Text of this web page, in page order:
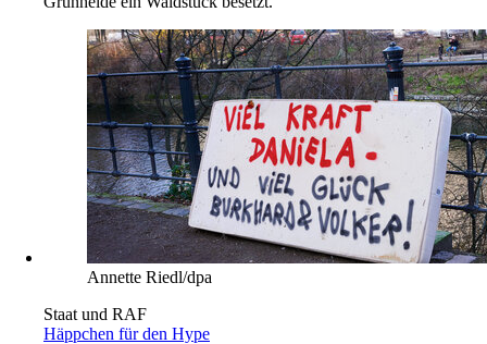
Annette Riedl/dpa
Staat und RAF
Häppchen für den Hype